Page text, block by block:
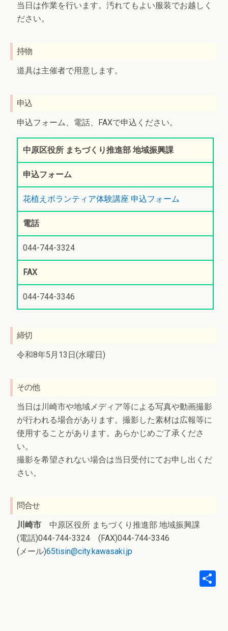
当日は作業を行います。汚れてもよい服装でお越しく
ださい。
持物
道具は主催者で用意します。
申込
申込フォーム、電話、FAXで申込ください。
中原区役所 まちづくり推進部 地域振興課
申込フォーム
花植えボランティア体験講座 申込フォーム
電話
044-744-3324
FAX
044-744-3346
締切
令和8年5月13日(水曜日)
その他
当日は川崎市や地域メディア等による写真や動画撮影
が行われる場合があります。撮影した素材は広報等に
使用することがあります。あらかじめご了承くださ
い。
撮影を希望されない場合は当日受付にてお申し出くだ
さい。
問合せ
川崎市 中原区役所 まちづくり推進部 地域振興課
(電話)044-744-3324 (FAX)044-744-3346
(メール)65tisin@city.kawasaki.jp